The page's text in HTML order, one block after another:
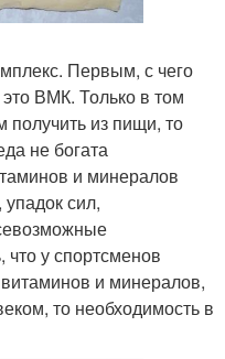
Первым, с чего
ВМК. Только в том
из пищи, то
не богата
и минералов
упадок сил,
у спортсменов
и минералов,
то необходимость в